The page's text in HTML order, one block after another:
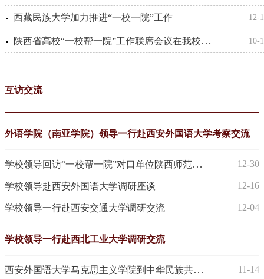
西藏民族大学加力推进“一校一院”工作 12-
陕西省高校“一校帮一院”工作联席会议在我校召开 10-
互访交流
外语学院（南亚学院）领导一行赴西安外国语大学考察交流
学校领导回访“一校帮一院”对口单位陕西师范大学教育学部 12-30
学校领导赴西安外国语大学调研座谈 12-16
学校领导一行赴西安交通大学调研交流 12-04
学校领导一行赴西北工业大学调研交流
西安外国语大学马克思主义学院到中华民族共同体学院调研 11-14